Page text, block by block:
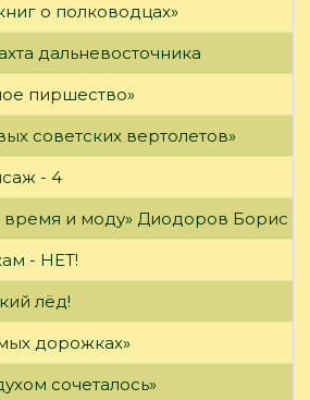
о полководцах»
дальневосточника
пиршество»
советских вертолетов»
- 4
время и моду» Диодоров Борис
- НЕТ!
лёд!
дорожках»
сочеталось»